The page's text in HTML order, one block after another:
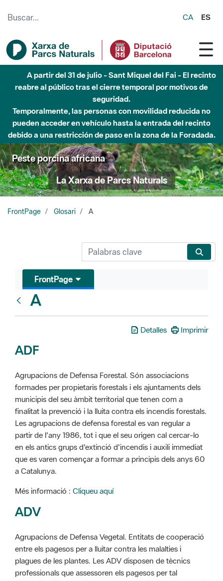
CA ES
A partir del 31 de julio - Sant Miquel del Fai - El recinto
reabre al público tras el cierre temporal por motivos de
seguridad.
Temporalmente, las personas con movilidad reducida no
pueden acceder en vehículo hasta la entrada del recinto
debido a una restricción de paso en la zona de la Foradada.
Peste porcina africana
La Xarxa de Parcs Naturals
FrontPage Glosari A
FrontPage
A
Detalles Imprimir
ADF
Agrupacions de Defensa Forestal. Són associacions
formades per propietaris forestals i els ajuntaments dels
municipis del seu àmbit territorial que tenen com a
finalitat la prevenció i la lluita contra els incendis forestals.
Les agrupacions de defensa forestal es van regular a
partir de l'any 1986, tot i que el seu origen cal cercar-lo
en els antics grups d'extinció d'incendis i auxili immediat
que es varen començar a formar a principis dels anys 60
a Catalunya.
Més informació : Cliqueu aquí
ADV
Agrupacions de Defensa Vegetal. Entitats de cooperació
entre els pagesos per a lluitar contra les malalties i
plagues de les plantes. Les ADV disposen de tècnics
professionals que assessoren els pagesos per tal